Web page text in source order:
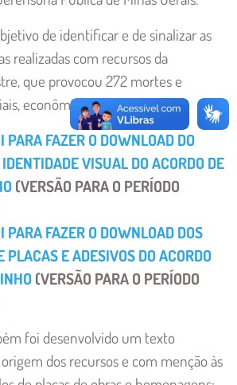
de identificar e de sinalizar as
realizadas com recursos da
que provocou 272 mortes e
econômicos e ambientais.
PARA FAZER O DOWNLOAD DO
VISUAL DO ACORDO DE
(VERSÃO PARA O PERÍODO
PARA FAZER O DOWNLOAD DOS
PLACAS E ADESIVOS DO ACORDO
(VERSÃO PARA O PERÍODO
foi desenvolvido um texto
dos recursos e com menção às